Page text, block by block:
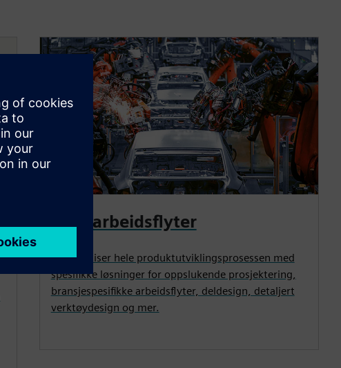
CAD-arbeidsflyter
Automatiser hele produktutviklingsprosessen med
spesifikke løsninger for oppslukende prosjektering,
bransjespesifikke arbeidsflyter, deldesign, detaljert
verktøydesign og mer.